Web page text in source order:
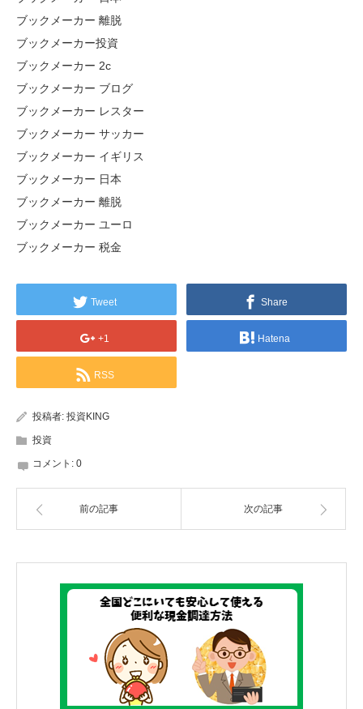
ブックメーカー 離脱
ブックメーカー投資
ブックメーカー 2c
ブックメーカー ブログ
ブックメーカー レスター
ブックメーカー サッカー
ブックメーカー イギリス
ブックメーカー 日本
ブックメーカー 離脱
ブックメーカー ユーロ
ブックメーカー 税金
Tweet Share
+1 Hatena
RSS
投稿者: 投資KING
投資
コメント: 0
前の記事 次の記事